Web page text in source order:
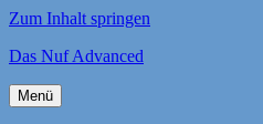
Zum Inhalt springen
Das Nuf Advanced
Menü